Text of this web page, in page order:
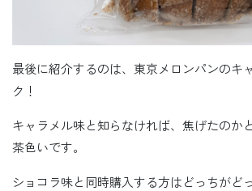
最後に紹介するのは、東京メロンパンのキ
ク！
キャラメル味と知らなければ、焦げたのか
茶色いです。
ショコラ味と同時購入する方はどっちがど